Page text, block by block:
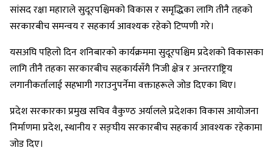
सांसद रक्षा महाराले सुदूरपश्चिमको विकास र समृद्धिका लागि तीनै तहको
सरकारबीच समन्वय र सहकार्य आवश्यक रहेको टिप्पणी गरे।
यसअघि पहिलो दिन शनिबारको कार्यक्रममा सुदूरपश्चिम प्रदेशको विकासका
लागि तीनै तहका सरकारबीच सहकार्यसँगै निजी क्षेत्र र अन्तरराष्ट्रिय
लगानीकर्तालाई सहभागी गराउनुपर्नेमा वक्ताहरूले जोड दिएका थिए।
प्रदेश सरकारका प्रमुख सचिव वैकुण्ठ अर्यालले प्रदेशका विकास आयोजना
निर्माणमा प्रदेश, स्थानीय र सङ्घीय सरकारबीच सहकार्य आवश्यक रहेकामा
जोड दिए।